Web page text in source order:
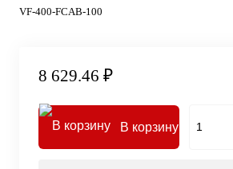
VF-400-FCAB-100
8 629.46 ₽
В корзину